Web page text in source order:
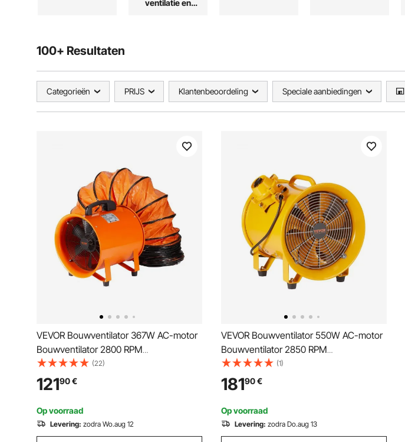
ventilatie en
100+ Resultaten
Categorieën PRIJS Klantenbeoordeling Speciale aanbiedingen
VEVOR Bouwventilator 367W AC-motor
Bouwventilator 2800 RPM
Bouwventilator Ventilator 2574 CFM
(4373 m3/h) Axiale ventilator met 5m
slang Axiale ventilator 79dB
geluidsniveau Industriële ventilator
(22)
12190€
Op voorraad
Levering: zodra Wo.aug 12
VEVOR Bouwventilator 550W AC-motor
Bouwventilator 2850 RPM
Bouwventilator Ventilator 1179 L/s (2500
CFM) Axiale ventilator 3m netsnoer
Axiale ventilator 75dB geluidsniveau
Industriële ventilator IP44
(1)
18190€
Op voorraad
Levering: zodra Do.aug 13